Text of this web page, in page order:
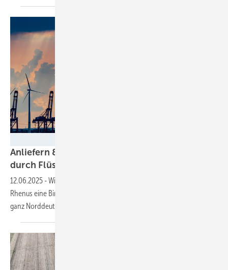
Anliefern 86 Meter langer Windkraftflügel
durch Flüsse und
12.06.2025 -Windturbinenunternehmen Enercon baut mit Logistiker
Rhenus eine Binnenschiff-Schubformation für Rotorblatttransporte in
ganz Norddeutschland.